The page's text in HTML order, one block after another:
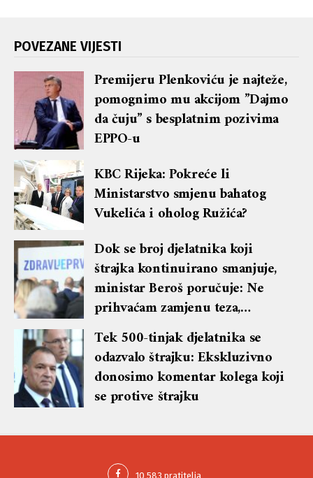
POVEZANE VIJESTI
Premijeru Plenkoviću je najteže,
pomognimo mu akcijom ”Dajmo
da čuju” s besplatnim pozivima
EPPO-u
KBC Rijeka: Pokreće li
Ministarstvo smjenu bahatog
Vukelića i oholog Ružića?
Dok se broj djelatnika koji
štrajka kontinuirano smanjuje,
ministar Beroš poručuje: Ne
prihvaćam zamjenu teza,
kontinuirano pozivam sindikat
na dijalog
Tek 500-tinjak djelatnika se
odazvalo štrajku: Ekskluzivno
donosimo komentar kolega koji
se protive štrajku